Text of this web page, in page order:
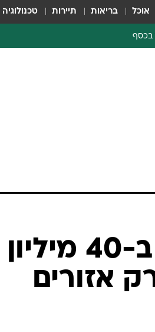
אוכל בריאות תיירות טכנולוגיה
בכסף
חברת אנאוויס תשכור ב-40 מיליון